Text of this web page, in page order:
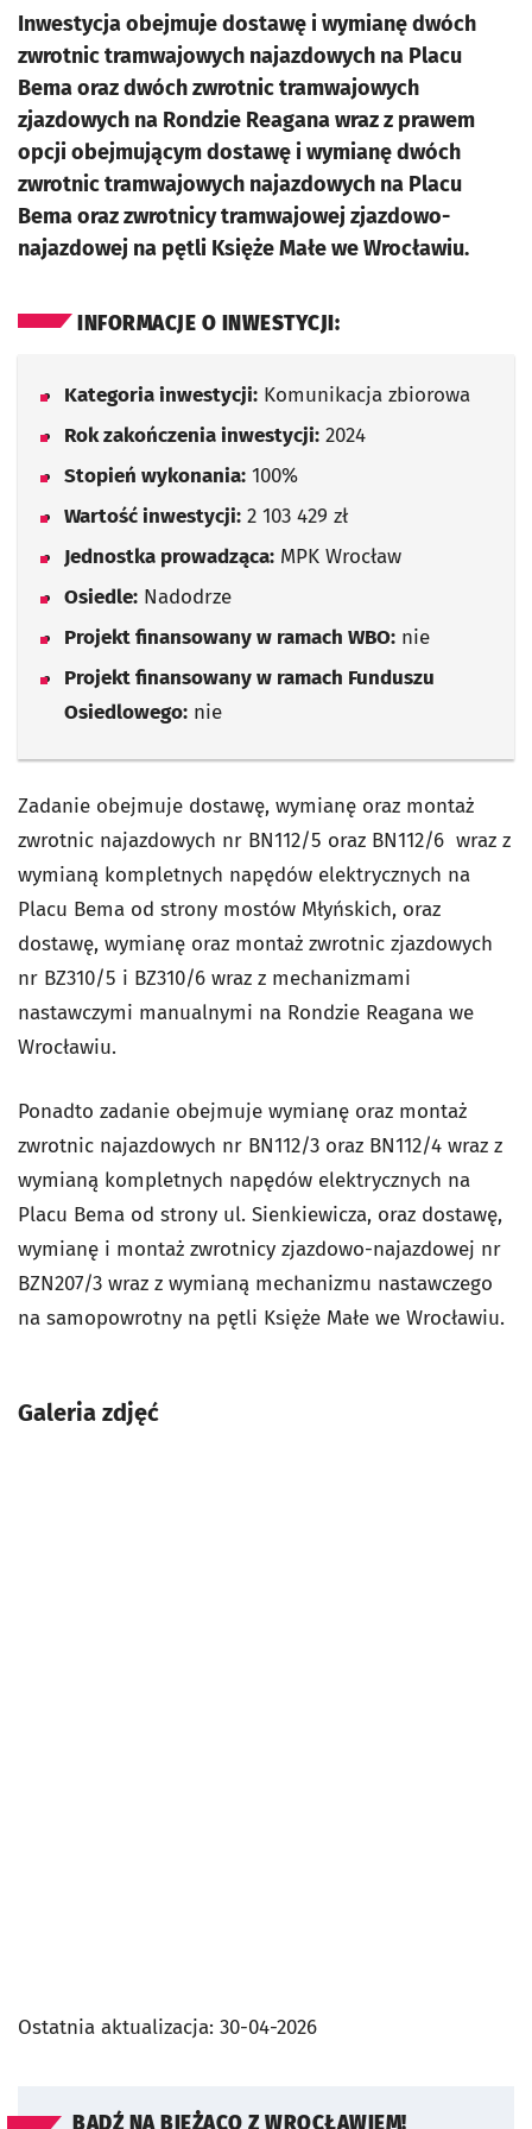
Inwestycja obejmuje dostawę i wymianę dwóch
zwrotnic tramwajowych najazdowych na Placu
Bema oraz dwóch zwrotnic tramwajowych
zjazdowych na Rondzie Reagana wraz z prawem
opcji obejmującym dostawę i wymianę dwóch
zwrotnic tramwajowych najazdowych na Placu
Bema oraz zwrotnicy tramwajowej zjazdowo-
najazdowej na pętli Księże Małe we Wrocławiu.
INFORMACJE O INWESTYCJI:
Kategoria inwestycji: Komunikacja zbiorowa
Rok zakończenia inwestycji: 2024
Stopień wykonania: 100%
Wartość inwestycji: 2 103 429 zł
Jednostka prowadząca: MPK Wrocław
Osiedle: Nadodrze
Projekt finansowany w ramach WBO: nie
Projekt finansowany w ramach Funduszu
Osiedlowego: nie
Zadanie obejmuje dostawę, wymianę oraz montaż
zwrotnic najazdowych nr BN112/5 oraz BN112/6 wraz z
wymianą kompletnych napędów elektrycznych na
Placu Bema od strony mostów Młyńskich, oraz
dostawę, wymianę oraz montaż zwrotnic zjazdowych
nr BZ310/5 i BZ310/6 wraz z mechanizmami
nastawczymi manualnymi na Rondzie Reagana we
Wrocławiu.
Ponadto zadanie obejmuje wymianę oraz montaż
zwrotnic najazdowych nr BN112/3 oraz BN112/4 wraz z
wymianą kompletnych napędów elektrycznych na
Placu Bema od strony ul. Sienkiewicza, oraz dostawę,
wymianę i montaż zwrotnicy zjazdowo-najazdowej nr
BZN207/3 wraz z wymianą mechanizmu nastawczego
na samopowrotny na pętli Księże Małe we Wrocławiu.
Galeria zdjęć
Ostatnia aktualizacja: 30-04-2026
BĄDŹ NA BIEŻĄCO Z WROCŁAWIEM!